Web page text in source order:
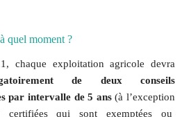
quel moment ?
chaque exploitation agricole devra
de deux conseils
par intervalle de 5 ans(à l’exception
certifiées qui sont exemptées ou